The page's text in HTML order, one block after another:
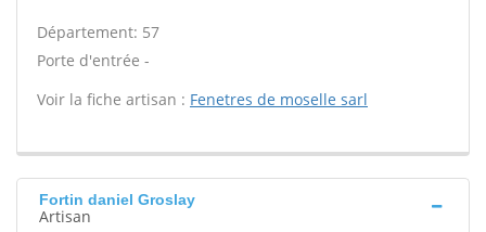
Département: 57
Porte d'entrée -
Voir la fiche artisan : Fenetres de moselle sarl
Fortin daniel Groslay
Artisan